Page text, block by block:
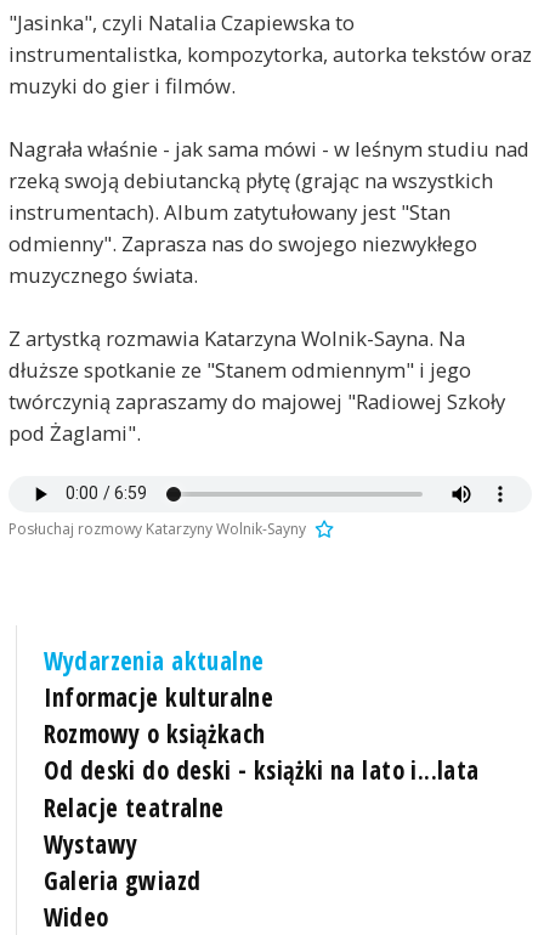
"Jasinka", czyli Natalia Czapiewska to
instrumentalistka, kompozytorka, autorka tekstów oraz
muzyki do gier i filmów.
Nagrała właśnie - jak sama mówi - w leśnym studiu nad
rzeką swoją debiutancką płytę (grając na wszystkich
instrumentach). Album zatytułowany jest "Stan
odmienny". Zaprasza nas do swojego niezwykłego
muzycznego świata.
Z artystką rozmawia Katarzyna Wolnik-Sayna. Na
dłuższe spotkanie ze "Stanem odmiennym" i jego
twórczynią zapraszamy do majowej "Radiowej Szkoły
pod Żaglami".
Posłuchaj rozmowy Katarzyny Wolnik-Sayny
Wydarzenia aktualne
Informacje kulturalne
Rozmowy o książkach
Od deski do deski - książki na lato i...lata
Relacje teatralne
Wystawy
Galeria gwiazd
Wideo